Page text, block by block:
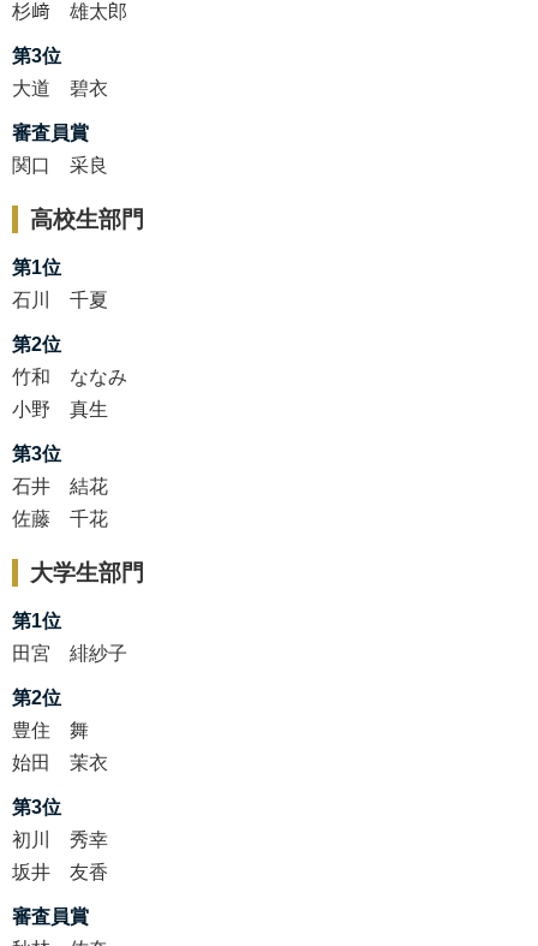
杉﨑 雄太郎
第3位
大道 碧衣
審査員賞
関口 采良
高校生部門
第1位
石川 千夏
第2位
竹和 ななみ
小野 真生
第3位
石井 結花
佐藤 千花
大学生部門
第1位
田宮 緋紗子
第2位
豊住 舞
始田 茉衣
第3位
初川 秀幸
坂井 友香
審査員賞